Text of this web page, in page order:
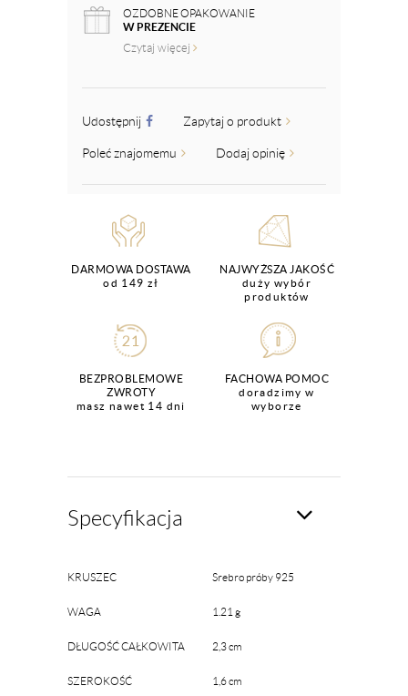
OZDOBNE OPAKOWANIE
W PREZENCIE
Czytaj więcej
Udostępnij Zapytaj o produkt
Poleć znajomemu Dodaj opinię
DARMOWA DOSTAWA
od 149 zł
NAJWYŻSZA JAKOŚĆ
duży wybór
produktów
BEZPROBLEMOWE
ZWROTY
masz nawet 14 dni
FACHOWA POMOC
doradzimy w
wyborze
Specyfikacja
KRUSZEC Srebro próby 925
WAGA 1.21 g
DŁUGOŚĆ CAŁKOWITA 2,3 cm
SZEROKOŚĆ 1,6 cm